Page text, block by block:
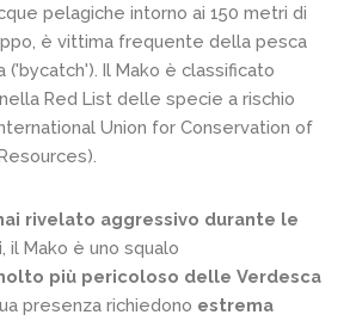
pelagiche intorno ai 150 metri di
è vittima frequente della pesca
Il Mako è classificato
nella Red List delle specie a rischio
Union for Conservation of
rivelato aggressivo durante le
, il Mako è uno squalo
più pericoloso delle Verdesca
presenza richiedono estrema